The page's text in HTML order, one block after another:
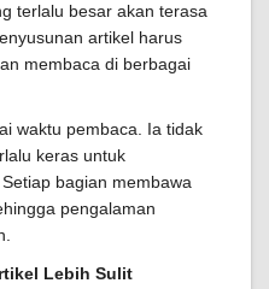
terlalu besar akan terasa
artikel harus
membaca di berbagai
waktu pembaca. Ia tidak
keras untuk
bagian membawa
pengalaman
Lebih Sulit